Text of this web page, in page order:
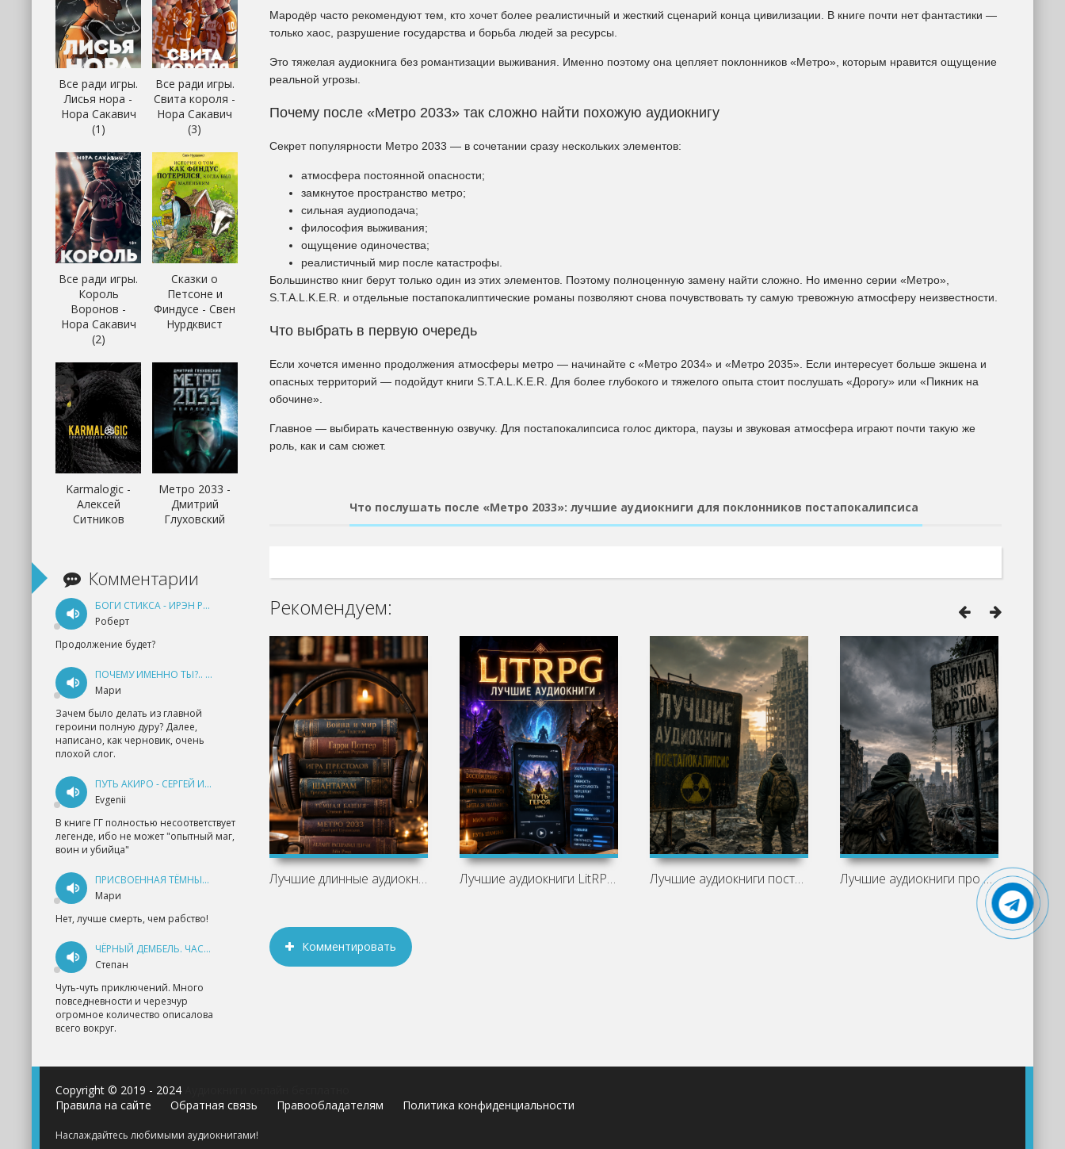
Мародёр часто рекомендуют тем, кто хочет более реалистичный и жесткий сценарий конца цивилизации. В книге почти нет фантастики —
только хаос, разрушение государства и борьба людей за ресурсы.
Это тяжелая аудиокнига без романтизации выживания. Именно поэтому она цепляет поклонников «Метро», которым нравится ощущение
реальной угрозы.
Почему после «Метро 2033» так сложно найти похожую аудиокнигу
Секрет популярности Метро 2033 — в сочетании сразу нескольких элементов:
атмосфера постоянной опасности;
замкнутое пространство метро;
сильная аудиоподача;
философия выживания;
ощущение одиночества;
реалистичный мир после катастрофы.
Большинство книг берут только один из этих элементов. Поэтому полноценную замену найти сложно. Но именно серии «Метро»,
S.T.A.L.K.E.R. и отдельные постапокалиптические романы позволяют снова почувствовать ту самую тревожную атмосферу неизвестности.
Что выбрать в первую очередь
Если хочется именно продолжения атмосферы метро — начинайте с «Метро 2034» и «Метро 2035». Если интересует больше экшена и
опасных территорий — подойдут книги S.T.A.L.K.E.R. Для более глубокого и тяжелого опыта стоит послушать «Дорогу» или «Пикник на
обочине».
Главное — выбирать качественную озвучку. Для постапокалипсиса голос диктора, паузы и звуковая атмосфера играют почти такую же
роль, как и сам сюжет.
Что послушать после «Метро 2033»: лучшие аудиокниги для поклонников постапокалипсиса
Рекомендуем:
Лучшие длинные аудиокниги: что слушать Лучшие аудиокниги LitRPG: топ Лучшие аудиокниги постапокалипсис: что Лучшие аудиокниги про выживание:
Комментировать
Все ради игры.
Лисья нора -
Нора Сакавич
(1)
Все ради игры.
Свита короля -
Нора Сакавич
(3)
Все ради игры.
Король
Воронов -
Нора Сакавич
(2)
Сказки о
Петсоне и
Финдусе - Свен
Нурдквист
Karmalogic -
Алексей
Ситников
Метро 2033 -
Дмитрий
Глуховский
Комментарии
БОГИ СТИКСА - ИРЭН РУДКЕВИЧ
Роберт
Продолжение будет?
ПОЧЕМУ ИМЕННО ТЫ?.. КНИГА 1 - ЕКАТЕРИНА ЮДИНА
Мари
Зачем было делать из главной
героини полную дуру? Далее,
написано, как черновик, очень
плохой слог.
ПУТЬ АКИРО - СЕРГЕЙ ИЗМАЙЛОВ
Evgenii
В книге ГГ полностью несоответствует
легенде, ибо не может "опытный маг,
воин и убийца"
ПРИСВОЕННАЯ ТЁМНЫМ. ПРОКЛЯТАЯ ЛЮБОВЬ - АННА ГЕРР
Мари
Нет, лучше смерть, чем рабство!
ЧЁРНЫЙ ДЕМБЕЛЬ. ЧАСТЬ 1 - АНДРЕЙ ФЕДИН
Степан
Чуть-чуть приключений. Много
повседневности и черезчур
огромное количество описалова
всего вокруг.
Copyright © 2019 - 2024
Правила на сайте
Обратная связь Правообладателям Политика конфиденциальности
Наслаждайтесь любимыми аудиокнигами!